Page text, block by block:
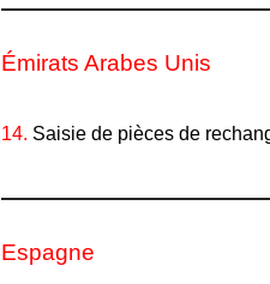
Émirats Arabes Unis
14. Saisie de pièces de
Espagne